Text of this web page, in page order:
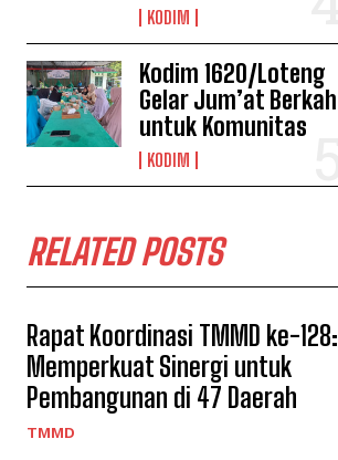
KODIM
Kodim 1620/Loteng
Gelar Jum’at Berkah
untuk Komunitas
KODIM
RELATED POSTS
Rapat Koordinasi TMMD ke-128:
Memperkuat Sinergi untuk
Pembangunan di 47 Daerah
TMMD